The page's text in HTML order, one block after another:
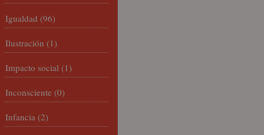
Igualdad (96)
Ilustración (1)
Impacto social (1)
Inconsciente (0)
Infancia (2)